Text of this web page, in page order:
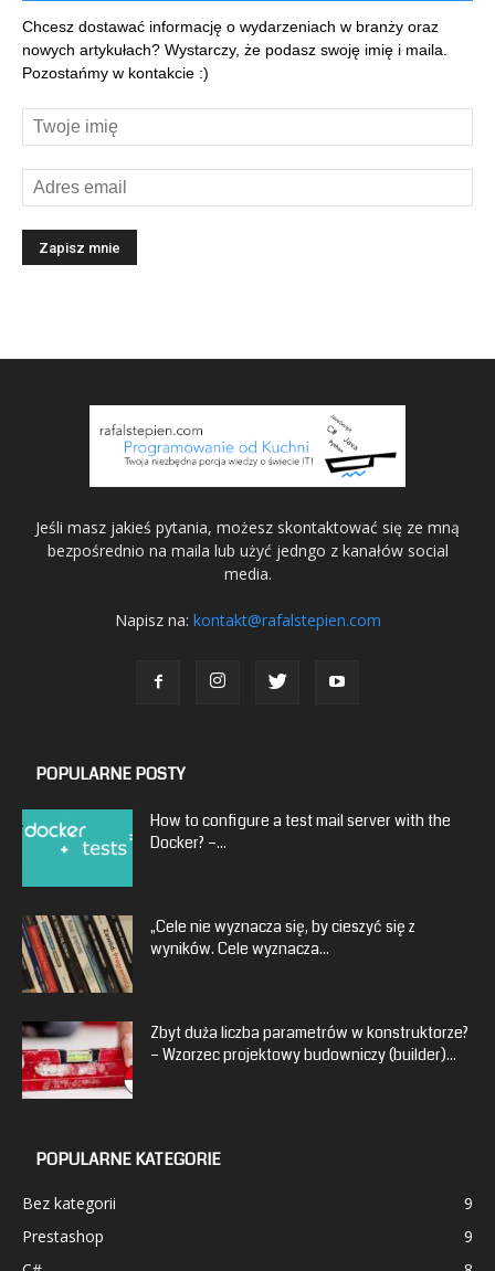
Chcesz dostawać informację o wydarzeniach w branży oraz
nowych artykułach? Wystarczy, że podasz swoję imię i maila.
Pozostańmy w kontakcie :)
Jeśli masz jakieś pytania, możesz skontaktować się ze mną
bezpośrednio na maila lub użyć jedngo z kanałów social
media.
Napisz na: kontakt@rafalstepien.com
POPULARNE POSTY
How to configure a test mail server with the
Docker? –...
„Cele nie wyznacza się, by cieszyć się z
wyników. Cele wyznacza...
Zbyt duża liczba parametrów w konstruktorze?
– Wzorzec projektowy budowniczy (builder)...
POPULARNE KATEGORIE
Bez kategorii
9
Prestashop
9